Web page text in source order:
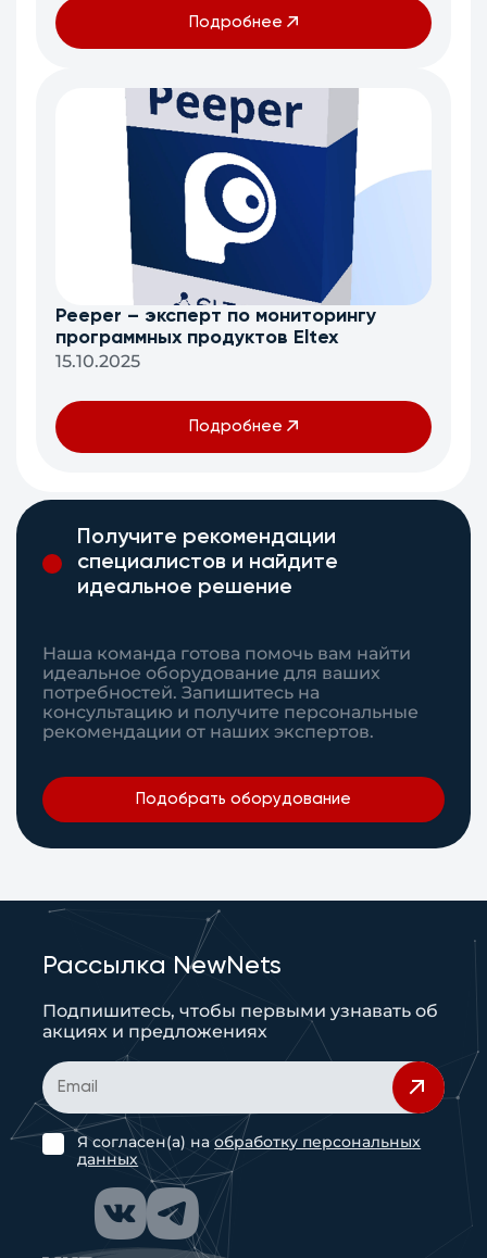
Подробнее
Peeper – эксперт по мониторингу
программных продуктов Eltex
15.10.2025
Подробнее
Получите рекомендации
специалистов и найдите
идеальное решение
Наша команда готова помочь вам найти
идеальное оборудование для ваших
потребностей. Запишитесь на
консультацию и получите персональные
рекомендации от наших экспертов.
Подобрать оборудование
Рассылка NewNets
Подпишитесь, чтобы первыми узнавать об
акциях и предложениях
Я согласен(а) наобработку персональных
данных